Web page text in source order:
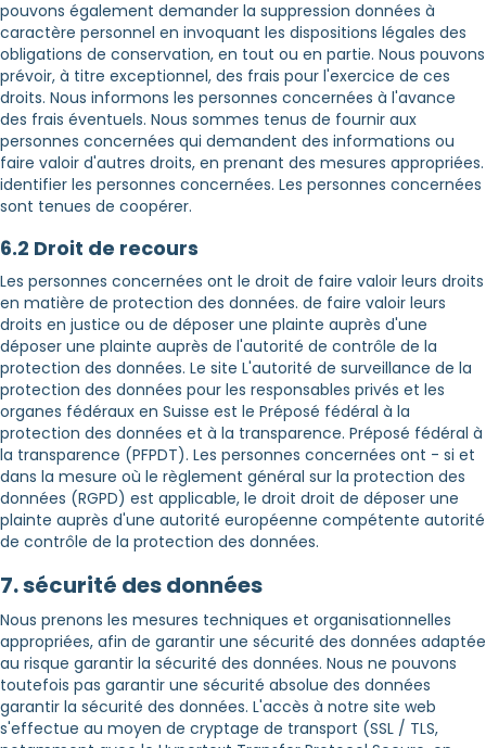
pouvons également demander la suppression données à
caractère personnel en invoquant les dispositions légales des
obligations de conservation, en tout ou en partie. Nous pouvons
prévoir, à titre exceptionnel, des frais pour l'exercice de ces
droits. Nous informons les personnes concernées à l'avance
des frais éventuels. Nous sommes tenus de fournir aux
personnes concernées qui demandent des informations ou
faire valoir d'autres droits, en prenant des mesures appropriées.
identifier les personnes concernées. Les personnes concernées
sont tenues de coopérer.
6.2 Droit de recours
Les personnes concernées ont le droit de faire valoir leurs droits
en matière de protection des données. de faire valoir leurs
droits en justice ou de déposer une plainte auprès d'une
déposer une plainte auprès de l'autorité de contrôle de la
protection des données. Le site L'autorité de surveillance de la
protection des données pour les responsables privés et les
organes fédéraux en Suisse est le Préposé fédéral à la
protection des données et à la transparence. Préposé fédéral à
la transparence (PFPDT). Les personnes concernées ont - si et
dans la mesure où le règlement général sur la protection des
données (RGPD) est applicable, le droit droit de déposer une
plainte auprès d'une autorité européenne compétente autorité
de contrôle de la protection des données.
7. sécurité des données
Nous prenons les mesures techniques et organisationnelles
appropriées, afin de garantir une sécurité des données adaptée
au risque garantir la sécurité des données. Nous ne pouvons
toutefois pas garantir une sécurité absolue des données
garantir la sécurité des données. L'accès à notre site web
s'effectue au moyen de cryptage de transport (SSL / TLS,